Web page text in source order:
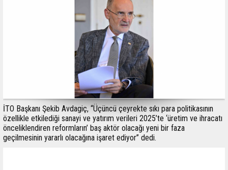
İTO Başkanı Şekib Avdagiç, “Üçüncü çeyrekte sıkı para politikasının
özellikle etkilediği sanayi ve yatırım verileri 2025’te ‘üretim ve ihracatı
önceliklendiren reformların’ baş aktör olacağı yeni bir faza
geçilmesinin yararlı olacağına işaret ediyor” dedi.